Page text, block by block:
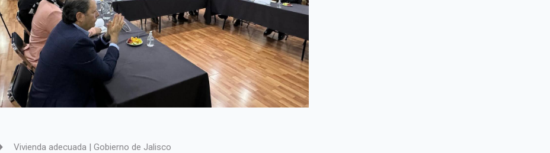
Vivienda adecuada | Gobierno de Jalisco